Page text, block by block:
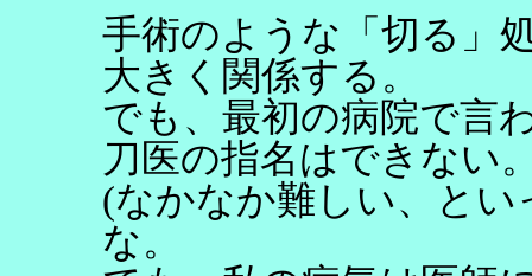
手術のような「切る」
大きく関係する。
でも、最初の病院で言
刀医の指名はできない
(なかなか難しい、と
な。